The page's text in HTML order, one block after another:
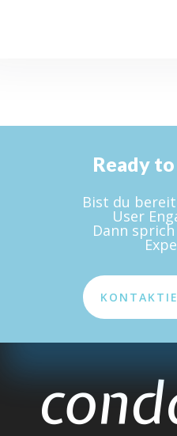
Ready
Bist du
User
Dann